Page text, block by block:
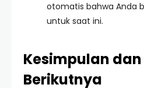
otomatis bahwa Anda
untuk saat ini.
Kesimpulan
Berikutnya